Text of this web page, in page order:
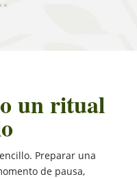
probado es la
un ritual
Preparar una
de pausa,